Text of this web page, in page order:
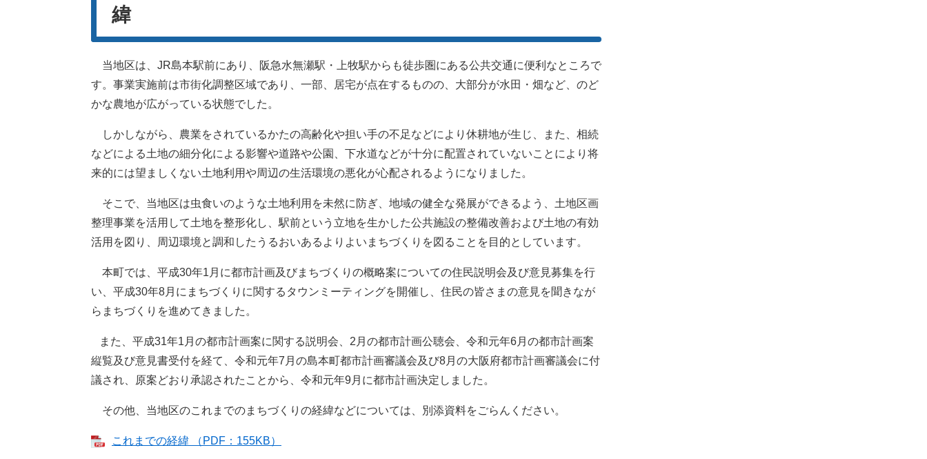
緯
当地区は、JR島本駅前にあり、阪急水無瀬駅・上牧駅からも徒歩圏にある公共交通に便利なところで
す。事業実施前は市街化調整区域であり、一部、居宅が点在するものの、大部分が水田・畑など、のど
かな農地が広がっている状態でした。
しかしながら、農業をされているかたの高齢化や担い手の不足などにより休耕地が生じ、また、相続
などによる土地の細分化による影響や道路や公園、下水道などが十分に配置されていないことにより将
来的には望ましくない土地利用や周辺の生活環境の悪化が心配されるようになりました。
そこで、当地区は虫食いのような土地利用を未然に防ぎ、地域の健全な発展ができるよう、土地区画
整理事業を活用して土地を整形化し、駅前という立地を生かした公共施設の整備改善および土地の有効
活用を図り、周辺環境と調和したうるおいあるよりよいまちづくりを図ることを目的としています。
本町では、平成30年1月に都市計画及びまちづくりの概略案についての住民説明会及び意見募集を行
い、平成30年8月にまちづくりに関するタウンミーティングを開催し、住民の皆さまの意見を聞きなが
らまちづくりを進めてきました。
また、平成31年1月の都市計画案に関する説明会、2月の都市計画公聴会、令和元年6月の都市計画案
縦覧及び意見書受付を経て、令和元年7月の島本町都市計画審議会及び8月の大阪府都市計画審議会に付
議され、原案どおり承認されたことから、令和元年9月に都市計画決定しました。
その他、当地区のこれまでのまちづくりの経緯などについては、別添資料をごらんください。
これまでの経緯 （PDF：155KB）